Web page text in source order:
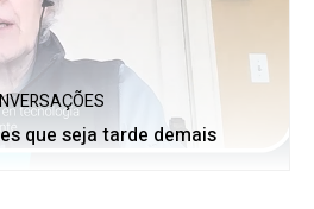
que seja tarde demais